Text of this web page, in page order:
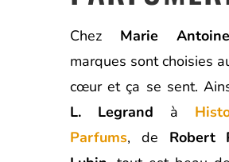
Chez Marie
marques sont choisies
cœur et ça se sent.
L. Legrand à
Parfums, de Robert